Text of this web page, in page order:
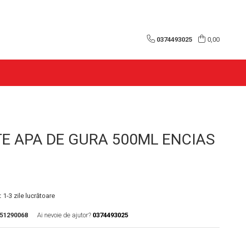
0374493025 0,00
APA DE GURA 500ML ENCIAS
1-3 zile lucrătoare
Ai nevoie de ajutor? 0374493025